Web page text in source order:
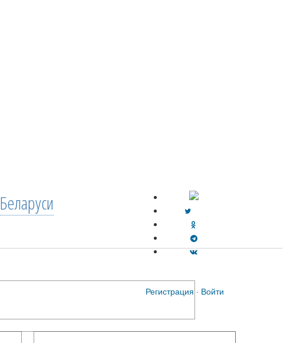
Беларуси
Регистрация · Войти